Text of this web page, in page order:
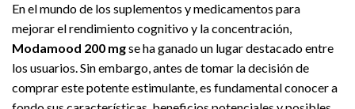
En el mundo de los suplementos y medicamentos para
mejorar el rendimiento cognitivo y la concentración,
Modamood 200 mgse ha ganado un lugar destacado entre
los usuarios. Sin embargo, antes de tomar la decisión de
comprar este potente estimulante, es fundamental conocer a